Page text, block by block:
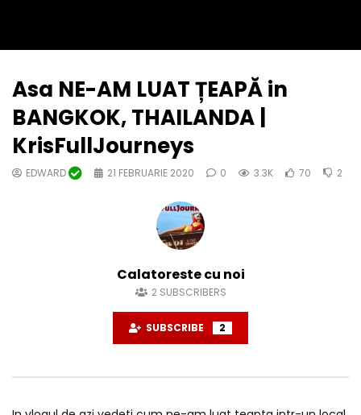
Asa NE-AM LUAT ȚEAPĂ in
BANGKOK, THAILANDA |
KrisFullJourneys
EDWARD 21 FEBRUARIE 2020 0 3.3K 70 2
Calatoreste cu noi
2 SUBSCRIBERS
SUBSCRIBE 2